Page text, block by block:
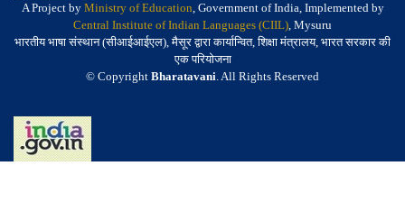
A Project by Ministry of Education, Government of India, Implemented by
Central Institute of Indian Languages (CIIL), Mysuru
भारतीय भाषा संस्थान (सीआईआईएल), मैसूर द्वारा कार्यान्वित, शिक्षा मंत्रालय, भारत सरकार की
एक परियोजना
© Copyright Bharatavani. All Rights Reserved